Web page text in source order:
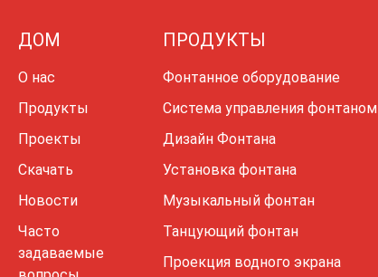
ДОМ
О нас
Продукты
Проекты
Скачать
Новости
Часто
задаваемые
ПРОДУКТЫ
Фонтанное оборудование
Система управления фонтаном
Дизайн Фонтана
Установка фонтана
Музыкальный фонтан
Танцующий фонтан
Проекция водного экрана